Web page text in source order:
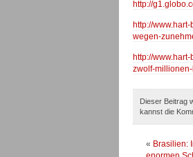
http://
http://
wegen-
http://
zwolf-
Dieser Beitrag
kannst die
« Brasilien: